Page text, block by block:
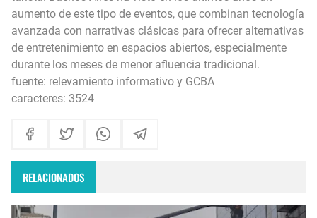
aumento de este tipo de eventos, que combinan tecnología
avanzada con narrativas clásicas para ofrecer alternativas
de entretenimiento en espacios abiertos, especialmente
durante los meses de menor afluencia tradicional.
fuente: relevamiento informativo y GCBA
caracteres: 3524
RELACIONADOS